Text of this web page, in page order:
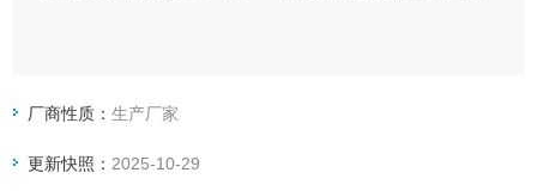
厂商性质：生产厂家
更新快照： 2025-10-29